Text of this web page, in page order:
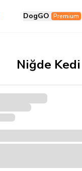
DogGO Premium
Niğde Kedi